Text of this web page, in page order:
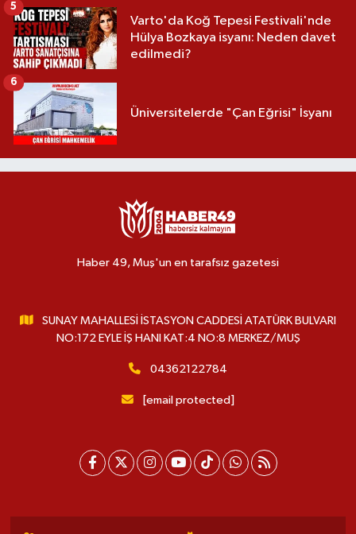
Varto'da Koğ Tepesi Festivali'nde
Hülya Bozkaya isyanı: Neden davet
edilmedi?
5
Üniversitelerde "Çan Eğrisi" İsyanı
6
Haber 49, Muş'un en tarafsız gazetesi
SUNAY MAHALLESİ İSTASYON CADDESİ ATATÜRK BULVARI
NO:172 EYLE İŞ HANI KAT:4 NO:8 MERKEZ/MUŞ
04362122784
[email protected]